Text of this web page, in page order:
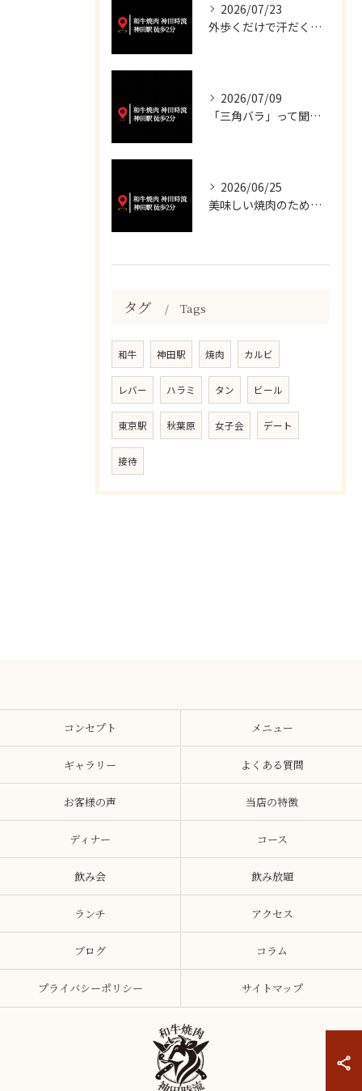
2026/07/23
外歩くだけで汗だくになる暑さですね💦
2026/07/09
「三角バラ」って聞くと脂っこいイメージが強いかもしれませんが...
2026/06/25
美味しい焼肉のために、妥協は一切いたしません✨
タグ Tags
和牛 神田駅 焼肉 カルビ
レバー ハラミ タン ビール
東京駅 秋葉原 女子会 デート
接待
コンセプト メニュー
ギャラリー よくある質問
お客様の声 当店の特徴
ディナー コース
飲み会 飲み放題
ランチ アクセス
ブログ コラム
プライバシーポリシー サイトマップ